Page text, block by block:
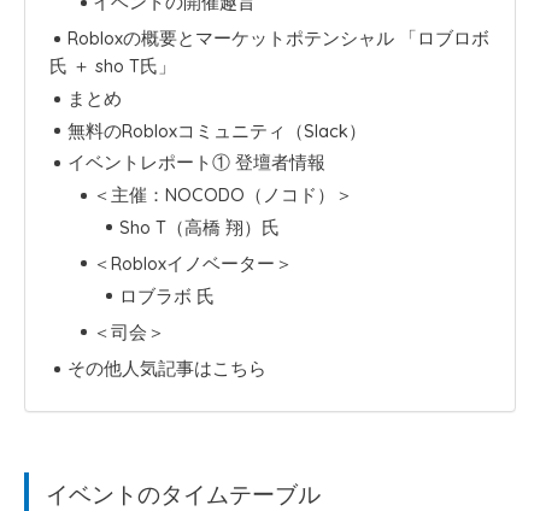
Robloxの概要とマーケットポテンシャル 「ロブロボ
氏 ＋ sho T氏」
まとめ
無料のRobloxコミュニティ（Slack）
イベントレポート① 登壇者情報
＜主催：NOCODO（ノコド）＞
Sho T（高橋 翔）氏
＜Robloxイノベーター＞
ロブラボ 氏
＜司会＞
その他人気記事はこちら
イベントのタイムテーブル